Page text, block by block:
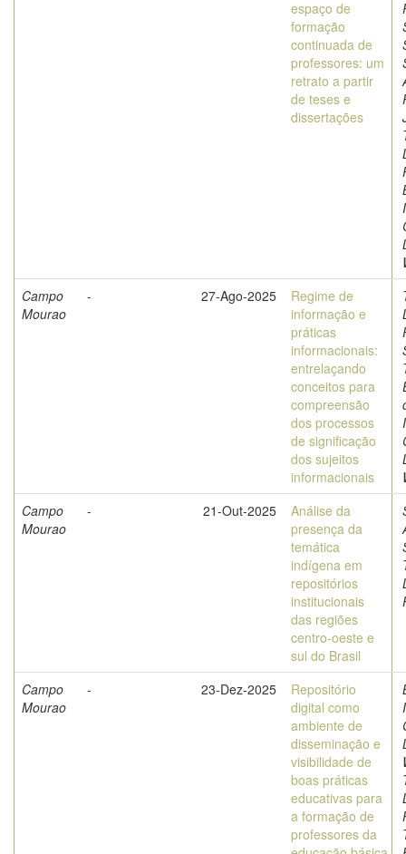
espaço de
formação
continuada de
professores: um
retrato a partir
de teses e
dissertações
Campo
Mourao
- 27-Ago-2025
Regime de
informação e
práticas
informacionais:
entrelaçando
conceitos para
compreensão
dos processos
de significação
dos sujeitos
informacionais
Campo
Mourao
- 21-Out-2025
Análise da
presença da
temática
indígena em
repositórios
institucionais
das regiões
centro-oeste e
sul do Brasil
Campo
Mourao
- 23-Dez-2025
Repositório
digital como
ambiente de
disseminação e
visibilidade de
boas práticas
educativas para
a formação de
professores da